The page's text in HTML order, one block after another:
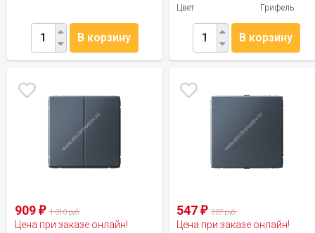
В корзину
Цвет
Грифель
В корзину
909 ₽ 1 010 руб.
Цена при заказе онлайн!
547₽ 607 руб.
Цена при заказе онлайн!